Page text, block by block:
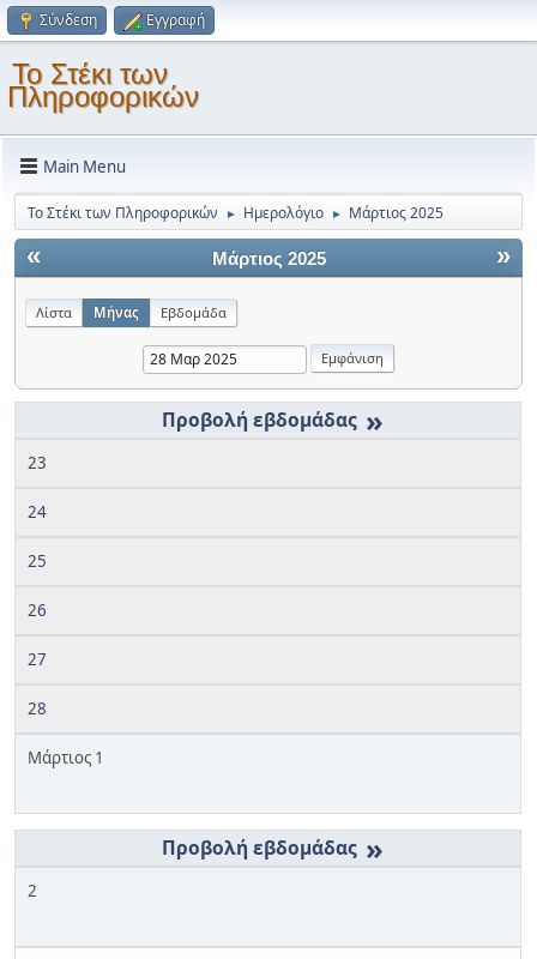
Σύνδεση Εγγραφή
Το Στέκι των
Πληροφορικών
Main Menu
Το Στέκι των Πληροφορικών ► Ημερολόγιο ► Μάρτιος 2025
« »
Μάρτιος 2025
Λίστα Μήνας Εβδομάδα
»
23
24
25
26
27
28
Μάρτιος 1
»
2